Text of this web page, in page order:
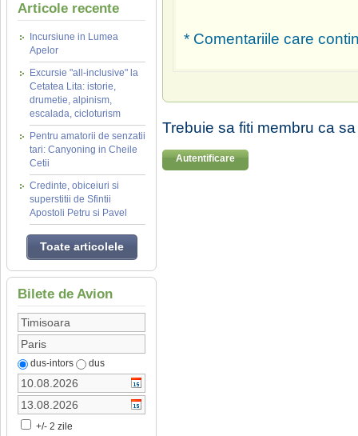
Articole recente
Incursiune in Lumea
Apelor
Excursie "all-inclusive" la
Cetatea Lita: istorie,
drumetie, alpinism,
escalada, cicloturism
Pentru amatorii de senzatii
tari: Canyoning in Cheile
Cetii
Credinte, obiceiuri si
superstitii de Sfintii
Apostoli Petru si Pavel
Toate articolele
Bilete de Avion
dus-intors dus
+/- 2 zile
* Comentariile care
Trebuie sa fiti membru ca
Autentificare